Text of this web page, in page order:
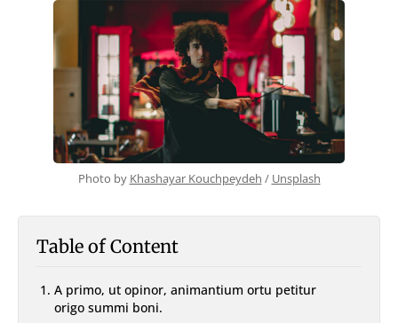
With TOC & Sidebar
With Sticky TOC
No TOC
No Sidebar
No TOC & Sidebar
Members Only Post
Members Only Post (No TOC, No Sidebar)
Landing
SUBSCRIBEPhoto by Khashayar Kouchpeydeh / Unsplash
Table of Content
A primo, ut opinor, animantium ortu petitur
origo summi boni.